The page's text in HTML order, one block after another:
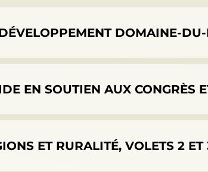
DOMAINE-DU-
EN SOUTIEN AUX CONGRÈS
ET RURALITÉ, VOLETS 2 ET